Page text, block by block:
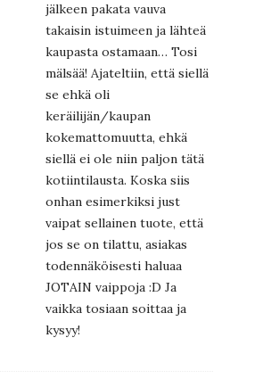
jälkeen pakata vauva
takaisin istuimeen ja lähteä
kaupasta ostamaan… Tosi
mälsää! Ajateltiin, että siellä
se ehkä oli
keräilijän/kaupan
kokemattomuutta, ehkä
siellä ei ole niin paljon tätä
kotiintilausta. Koska siis
onhan esimerkiksi just
vaipat sellainen tuote, että
jos se on tilattu, asiakas
todennäköisesti haluaa
JOTAIN vaippoja :D Ja
vaikka tosiaan soittaa ja
kysyy!